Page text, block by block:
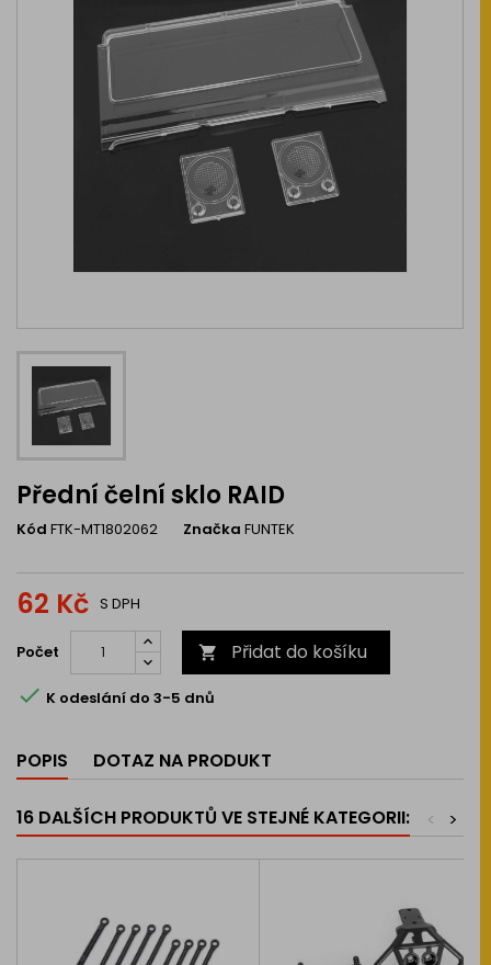
Přední čelní sklo RAID
Kód FTK-MT1802062 Značka FUNTEK
62 Kč S DPH
Počet  Přidat do košíku
 K odeslání do 3-5 dnů
POPIS DOTAZ NA PRODUKT
16 DALŠÍCH PRODUKTŮ VE STEJNÉ KATEGORII: >
<